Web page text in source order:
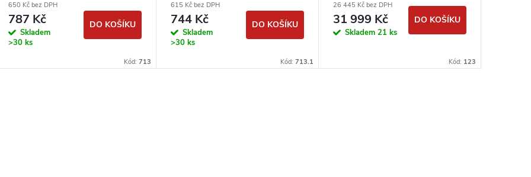
650 Kč bez DPH
787 Kč
Skladem
>30 ks
DO KOŠÍKU
Kód: 713
615 Kč bez DPH
744 Kč
Skladem
>30 ks
DO KOŠÍKU
Kód: 713.1
26 445 Kč bez DPH
31 999 Kč
Skladem 21 ks
DO KOŠÍKU
Kód: 123